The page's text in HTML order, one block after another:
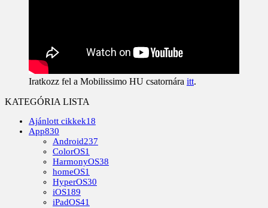
Iratkozz fel a Mobilissimo HU csatornára itt.
KATEGÓRIA LISTA
Ajánlott cikkek18
App830
Android237
ColorOS1
HarmonyOS38
homeOS1
HyperOS30
iOS189
iPadOS41